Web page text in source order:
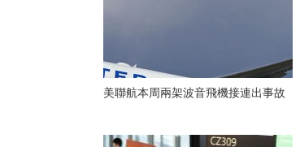
美聯航本周兩架波音飛機接連出事故